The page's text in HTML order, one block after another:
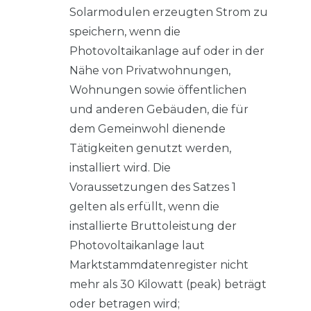
Solarmodulen erzeugten Strom zu
speichern, wenn die
Photovoltaikanlage auf oder in der
Nähe von Privatwohnungen,
Wohnungen sowie öffentlichen
und anderen Gebäuden, die für
dem Gemeinwohl dienende
Tätigkeiten genutzt werden,
installiert wird. Die
Voraussetzungen des Satzes 1
gelten als erfüllt, wenn die
installierte Bruttoleistung der
Photovoltaikanlage laut
Marktstammdatenregister nicht
mehr als 30 Kilowatt (peak) beträgt
oder betragen wird;